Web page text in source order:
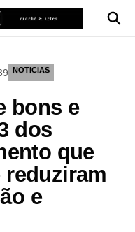
NOTICIAS
bons e
dos
que
reduziram
e